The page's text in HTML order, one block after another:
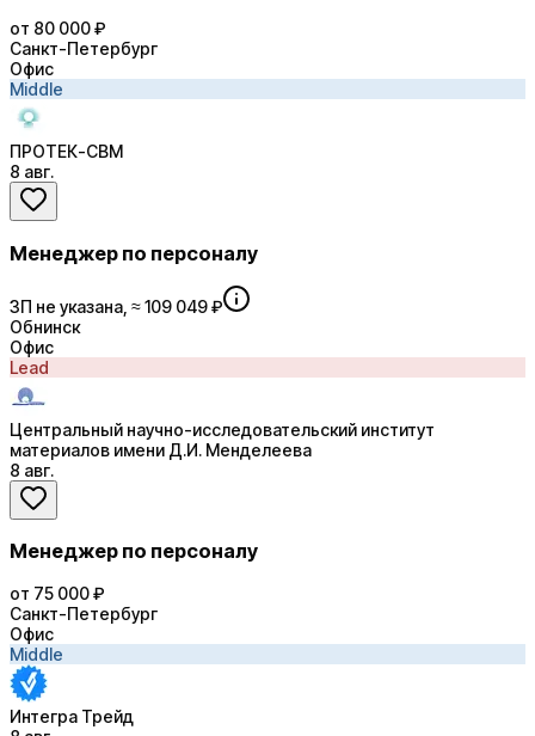
от 80 000 ₽
Санкт-Петербург
Офис
Middle
ПРОТЕК-СВМ
8 авг.
Менеджер по персоналу
ЗП не указана, ≈ 109 049 ₽
Обнинск
Офис
Lead
Центральный научно-исследовательский институт
материалов имени Д.И. Менделеева
8 авг.
Менеджер по персоналу
от 75 000 ₽
Санкт-Петербург
Офис
Middle
Интегра Трейд